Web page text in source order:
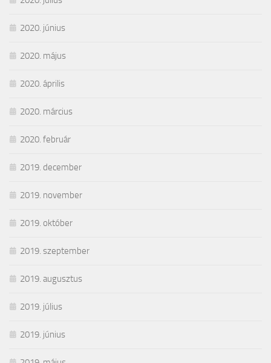
2020. június
2020. május
2020. április
2020. március
2020. február
2019. december
2019. november
2019. október
2019. szeptember
2019. augusztus
2019. július
2019. június